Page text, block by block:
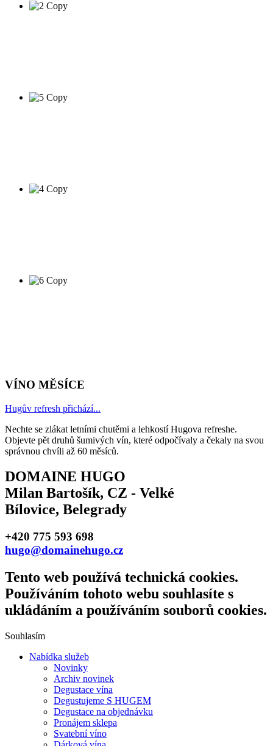
VÍNO MĚSÍCE
Hugův refresh přichází...
Nechte se zlákat letními chutěmi a lehkostí Hugova refreshe.
Objevte pět druhů šumivých vín, které odpočívaly a čekaly na svou
správnou chvíli až 60 měsíců.
DOMAINE HUGO
Milan Bartošík, CZ - Velké
Bílovice, Belegrady
+420 775 593 698
hugo@domainehugo.cz
Tento web používá technická cookies.
Používáním tohoto webu souhlasíte s
ukládáním a používáním souborů cookies.
Souhlasím
Nabídka služeb
Novinky
Archiv novinek
Degustace vína
Degustujeme S HUGEM
Degustace na objednávku
Pronájem sklepa
Svatební víno